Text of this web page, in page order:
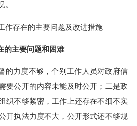
。
作存在的主要问题及改进措施
的主要问题和困难
的力度不够，个别工作人员对政府信
要公开的内容未能及时公开；二是政
织不够紧密，工作上还存在不细不实
开执法力度不大，公开形式还不够规